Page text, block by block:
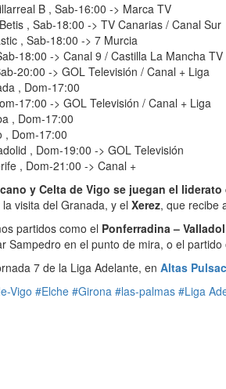
B , Sab-16:00 -> Marca TV
, Sab-18:00 -> TV Canarias / Canal Sur
, Sab-18:00 -> 7 Murcia
18:00 -> Canal 9 / Castilla La Mancha TV
20:00 -> GOL Televisión / Canal + Liga
, Dom-17:00
17:00 -> GOL Televisión / Canal + Liga
, Dom-17:00
, Dom-17:00
, Dom-19:00 -> GOL Televisión
, Dom-21:00 -> Canal +
y Celta de Vigo se juegan el
visita del Granada, y el Xerez, que recibe
partidos como el Ponferradina –
Sampedro en el punto de mira, o el partido
7 de la Liga Adelante, en Altas
Vigo #Elche #Girona #las-palmas #Liga